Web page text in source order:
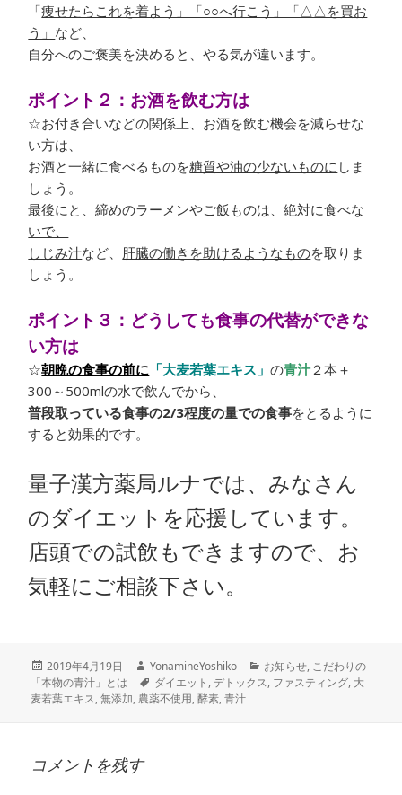
「痩せたらこれを着よう」「○○へ行こう」「△△を買お
う」 など、
自分へのご褒美を決めると、やる気が違います。
ポイント２：お酒を飲む方は
☆お付き合いなどの関係上、お酒を飲む機会を減らせな
い方は、
お酒と一緒に食べるものを糖質や油の少ないものに しま
しょう。
最後にと、締めのラーメンやご飯ものは、絶対に食べな
いで、
しじみ汁など、 肝臓の働きを助けるようなものを取りま
しょう。
ポイント３：どうしても食事の代替ができな
い方は
☆朝晩の食事の前に 「大麦若葉エキス」の青汁２本＋
300～500mlの水で飲んでから、
普段取っている食事の2/3程度の量での食事をとるように
すると効果的です。
量子漢方薬局ルナでは、みなさん
のダイエットを応援しています。
店頭での試飲もできますので、お
気軽にご相談下さい。
投
稿
日:
2019年4月19日
作
成
者
YonamineYoshiko
カ
テ
お知らせ, こだわりの
「本物の青汁」とは
タ
グ
ダイエット ,デトックス, ファスティング, 大
麦若葉エキス,無添加, 農薬不使用,酵素,青汁
コメントを残す